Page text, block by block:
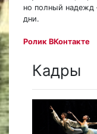
но полный надежд
дни.
Ролик ВКонтакте
Кадры